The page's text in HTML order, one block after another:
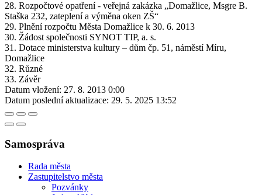
28. Rozpočtové opatření - veřejná zakázka „Domažlice, Msgre B.
Staška 232, zateplení a výměna oken ZŠ“
29. Plnění rozpočtu Města Domažlice k 30. 6. 2013
30. Žádost společnosti SYNOT TIP, a. s.
31. Dotace ministerstva kultury – dům čp. 51, náměstí Míru,
Domažlice
32. Různé
33. Závěr
Datum vložení: 27. 8. 2013 0:00
Datum poslední aktualizace: 29. 5. 2025 13:52
Samospráva
Rada města
Zastupitelstvo města
Pozvánky